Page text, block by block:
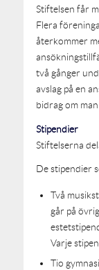
Stiftelsen får
Flera
återkommer
två gånger
avslag på en
bidrag om
Stipendier
Stiftelserna
De stipendier
Två
går på
Varje
Tio